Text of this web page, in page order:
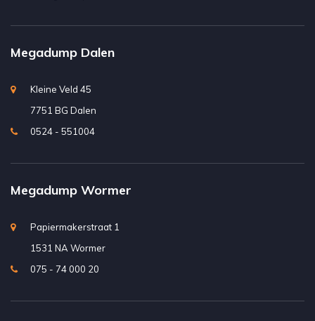
Megadump Dalen
Kleine Veld 45
7751 BG Dalen
0524 - 551004
Megadump Wormer
Papiermakerstraat 1
1531 NA Wormer
075 - 74 000 20